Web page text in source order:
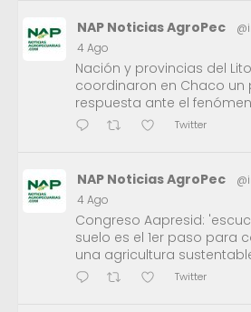
NAP Noticias AgroPec
4 Ago
Nación y provincias del
coordinaron en Chaco un
respuesta ante el
Twitter
NAP Noticias AgroPec
4 Ago
Congreso Aapresid:
suelo es el 1er paso para
una agricultura
Twitter